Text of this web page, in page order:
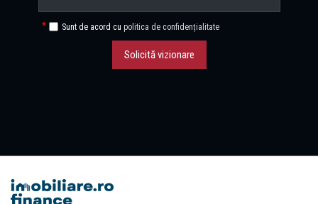
Sunt de acord cu politica de confidențialitate
Solicită vizionare